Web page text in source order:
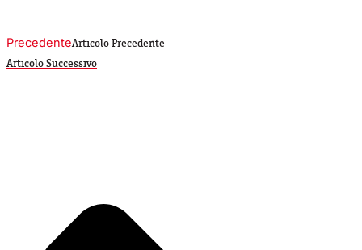
PrecedenteArticolo Precedente
Articolo Successivo